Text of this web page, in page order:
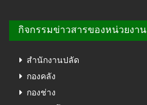
กิจกรรมข่าวสารของหน่วยงาน
สำนักงานปลัด
กองคลัง
กองช่าง